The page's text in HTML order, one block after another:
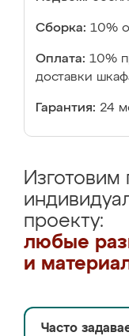
Сборка: 10%
Оплата: 10%
доставки
Гарантия: 24
Изготовим
проекту:
любые
и
Часто